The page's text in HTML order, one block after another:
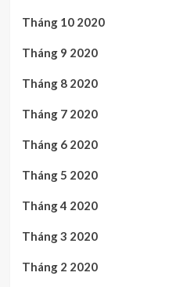
Tháng 10 2020
Tháng 9 2020
Tháng 8 2020
Tháng 7 2020
Tháng 6 2020
Tháng 5 2020
Tháng 4 2020
Tháng 3 2020
Tháng 2 2020